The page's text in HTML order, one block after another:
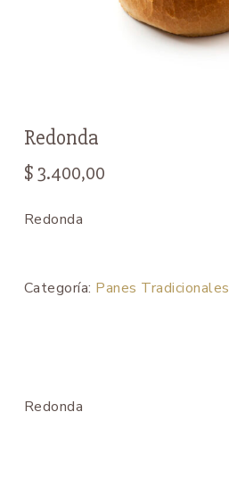
Redonda
$ 3.400,00
Redonda
Categoría: Panes Tradicionales
Redonda